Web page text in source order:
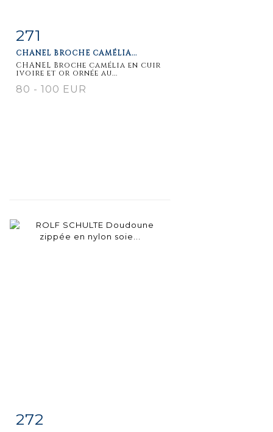
Item detail
271
CHANEL BROCHE CAMÉLIA...
CHANEL Broche camélia en cuir
ivoire et or ornée au...
80 - 100 EUR
Item detail
272